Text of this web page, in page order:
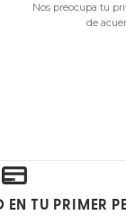
Nos preocupa tu
de
EN TU PRIMER